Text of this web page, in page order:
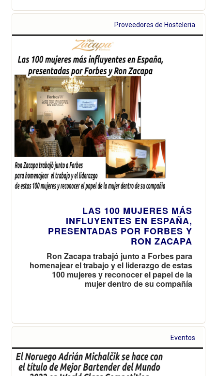
Proveedores de Hosteleria
LAS 100 MUJERES MÁS
INFLUYENTES EN ESPAÑA,
PRESENTADAS POR FORBES Y
RON ZACAPA
Ron Zacapa trabajó junto a Forbes para
homenajear el trabajo y el liderazgo de estas
100 mujeres y reconocer el papel de la
mujer dentro de su compañía
Eventos